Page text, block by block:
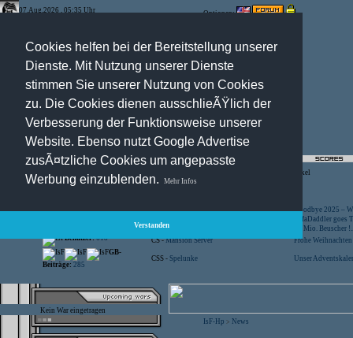
Cookies helfen bei der Bereitstellung unserer
Dienste. Mit Nutzung unserer Dienste
stimmen Sie unserer Nutzung von Cookies
zu. Die Cookies dienen ausschlieÃŸlich der
Verbesserung der Funktionsweise unserer
Website. Ebenso nutzt Google Advertise
zusÃ¤tzliche Cookies um angepasste
Werbung einzublenden.
Mehr Infos
Verstanden
07.Aug.2026 , 05:35 Uhr Optionen:
Artikel
Besucher:44428872 CS -SniperWar Server
Goodbye 2025 –
SofaDaddler goes
CS -FunYard
40 Mio. Beuscher
Benutzer: 618 CS -Mansion Server
Frohe
GB-
Beiträge: 285
CSS - Spelunke Unser
Kein War eingetragen
IsF-Hp > News